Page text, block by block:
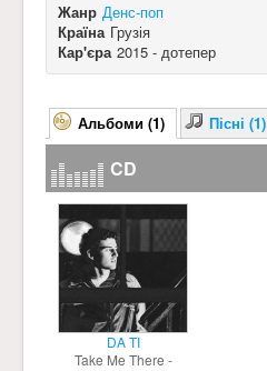
Жанр Денс-поп
Країна Грузія
Кар'єра 2015 - дотепер
Альбоми (1) Пісні (1)
CD
DA TI
Take Me There -